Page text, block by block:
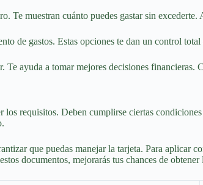
Te muestran cuánto puedes gastar sin
de gastos. Estas opciones te dan un control
ayuda a tomar mejores decisiones financieras.
requisitos. Deben cumplirse ciertas
que puedas manejar la tarjeta. Para
documentos, mejorarás tus chances de obtener